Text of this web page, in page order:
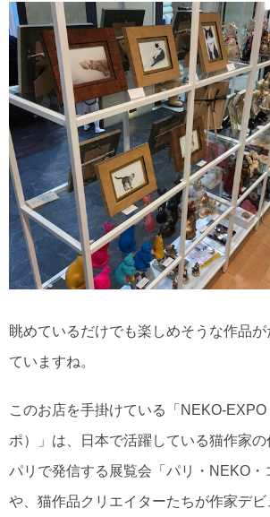
眺めているだけでも楽しめそうな作品
ていますね。
このお店を手掛けている「NEKO-EXPO
ポ）」は、日本で活躍している猫作家の
パリで発信する展覧会「パリ・NEKO・
や、猫作品クリエイターたちが作家デ